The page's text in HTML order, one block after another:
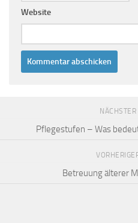
Website
Pflegestufen – Was
Betreuung älterer